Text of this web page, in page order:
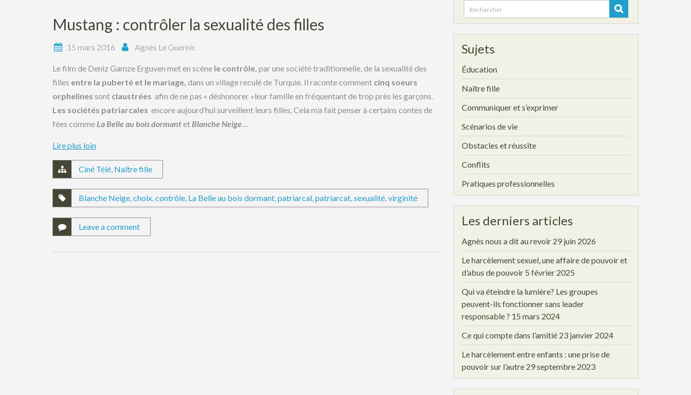
Mustang : contrôler la sexualité des filles
15 mars 2016 Agnès Le Guernic
Le film de Deniz Gamze Erguven met en scène le contrôle, par une société traditionnelle, de la sexualité des
filles entre la puberté et le mariage, dans un village reculé de Turquie. Il raconte comment cinq soeurs
orphelines sont claustrées afin de ne pas « déshonorer »leur famille en fréquentant de trop près les garçons.
Les sociétés patriarcales encore aujourd’hui surveillent leurs filles. Cela m’a fait penser à certains contes de
fées commeLa Belle au bois dormantetBlanche Neige…
Lire plus loin
Ciné Télé, Naître fille
Blanche Neige,choix,contrôle, La Belle au bois dormant,patriarcal,patriarcat,sexualité,virginité
Leave a comment
Search
for:
Sujets
Éducation
Naître fille
Communiquer et s’exprimer
Scénarios de vie
Obstacles et réussite
Conflits
Pratiques professionnelles
Les derniers articles
Agnès nous a dit au revoir 29 juin 2026
Le harcèlement sexuel, une affaire de pouvoir et
d’abus de pouvoir 5 février 2025
Qui va éteindre la lumière? Les groupes
peuvent-ils fonctionner sans leader
responsable ? 15 mars 2024
Ce qui compte dans l’amitié 23 janvier 2024
Le harcèlement entre enfants : une prise de
pouvoir sur l’autre 29 septembre 2023